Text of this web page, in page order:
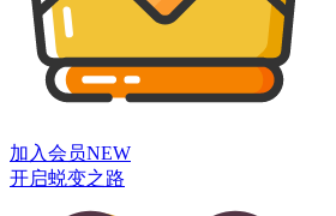
加入会员NEW
开启蜕变之路